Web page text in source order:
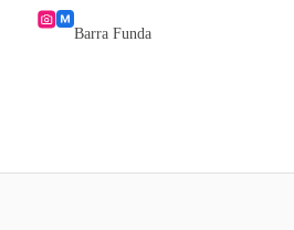
Barra Funda